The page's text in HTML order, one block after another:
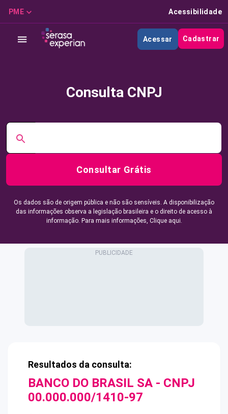
PME Acessibilidade
Acessar Cadastrar
Consulta CNPJ
Consultar Grátis
Os dados são de origem pública e não são sensíveis. A disponibilização
das informações observa a legislação brasileira e o direito de acesso à
informação. Para mais informações, Clique aqui.
Resultados da consulta:
BANCO DO BRASIL SA - CNPJ
00.000.000/1410-97